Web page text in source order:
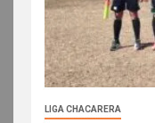
LIGA CHACARERA